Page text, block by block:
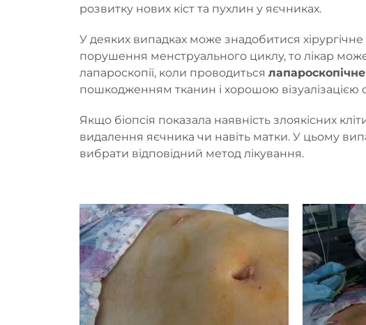
розвитку нових кіст та пухлин у яєчниках.
У деяких випадках може знадобитися
порушення менструального циклу, то лікар
лапароскопії, коли проводиться
пошкодженням тканин і хорошою візуалізацією
Якщо біопсія показала наявність злоякісних
видалення яєчника чи навіть матки. У цьому
вибрати відповідний метод лікування.